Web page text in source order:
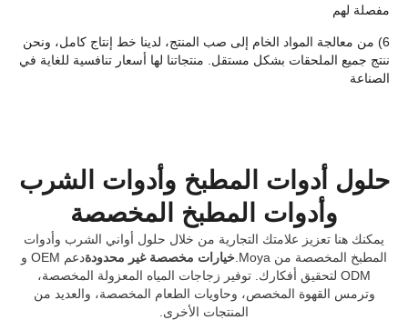
مفصلة لهم
6) من معالجة المواد الخام إلى صب المنتج، لدينا خط إنتاج كامل، ونحن
ننتج جميع الملحقات بشكل مستقل. منتجاتنا لها أسعار تنافسية للغاية في
الصناعة
حلول أدوات المطبخ وأدوات الشرب
وأدوات المطبخ المخصصة
يمكنك هنا تعزيز علامتك التجارية من خلال حلول أواني الشرب وأدوات
المطبخ المخصصة من Moya.
خيارات مخصصة غير محدودة
دعم OEM و
ODM لتحقيق أفكارك. توفير زجاجات المياه المعزولة المخصصة،
وترمس القهوة المخصص، وحاويات الطعام المخصصة، والعديد من
المنتجات الأخرى.